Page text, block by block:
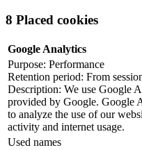
8 Placed cookies
Google Analytics
Purpose: Performance
Retention period: From
Description: We use Google
provided by Google. Google
to analyze the use of our
activity and internet usage.
Used names